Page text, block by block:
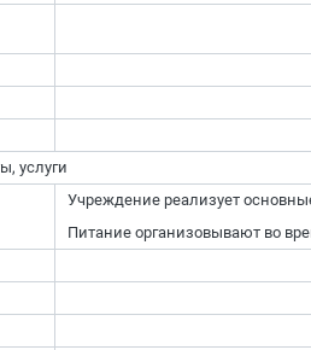
услуги
Учреждение реализует
Питание организовывают во